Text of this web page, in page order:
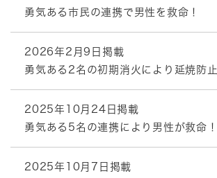
勇気ある市民の連携で男性を救命！
2026年2月9日掲載
勇気ある2名の初期消火により延焼防止
2025年10月24日掲載
勇気ある5名の連携により男性が救命！
2025年10月7日掲載